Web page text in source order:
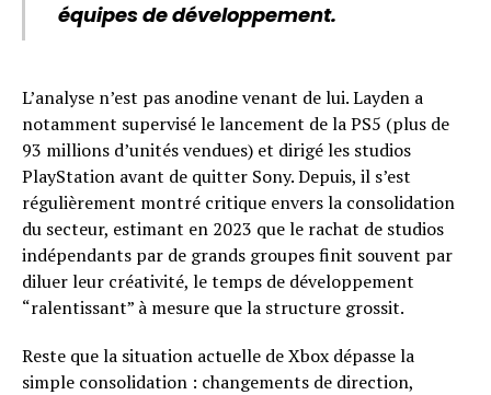
équipes de développement.
L’analyse n’est pas anodine venant de lui. Layden a
notamment supervisé le lancement de la PS5 (plus de
93 millions d’unités vendues) et dirigé les studios
PlayStation avant de quitter Sony. Depuis, il s’est
régulièrement montré critique envers la consolidation
du secteur, estimant en 2023 que le rachat de studios
indépendants par de grands groupes finit souvent par
diluer leur créativité, le temps de développement
“ralentissant” à mesure que la structure grossit.
Reste que la situation actuelle de Xbox dépasse la
simple consolidation : changements de direction,